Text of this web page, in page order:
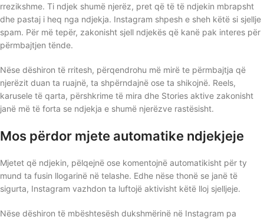
rrezikshme. Ti ndjek shumë njerëz, pret që të të ndjekin mbrapsht
dhe pastaj i heq nga ndjekja. Instagram shpesh e sheh këtë si sjellje
spam. Për më tepër, zakonisht sjell ndjekës që kanë pak interes për
përmbajtjen tënde.
Nëse dëshiron të rritesh, përqendrohu më mirë te përmbajtja që
njerëzit duan ta ruajnë, ta shpërndajnë ose ta shikojnë. Reels,
karusele të qarta, përshkrime të mira dhe Stories aktive zakonisht
janë më të forta se ndjekja e shumë njerëzve rastësisht.
Mos përdor mjete automatike ndjekjeje
Mjetet që ndjekin, pëlqejnë ose komentojnë automatikisht për ty
mund ta fusin llogarinë në telashe. Edhe nëse thonë se janë të
sigurta, Instagram vazhdon ta luftojë aktivisht këtë lloj sjelljeje.
Nëse dëshiron të mbështesësh dukshmërinë në Instagram pa